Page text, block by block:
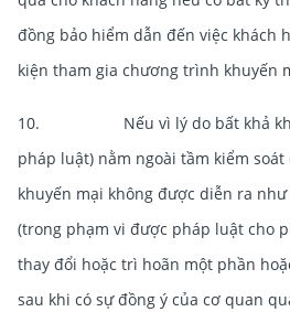
đồng bảo hiểm dẫn đến việc khách
kiện tham gia chương trình khuyến
10. Nếu vì lý do bất khả
pháp luật) nằm ngoài tầm kiểm
khuyến mại không được diễn ra như
(trong phạm vi được pháp luật cho
thay đổi hoặc trì hoãn một phần
sau khi có sự đồng ý của cơ quan